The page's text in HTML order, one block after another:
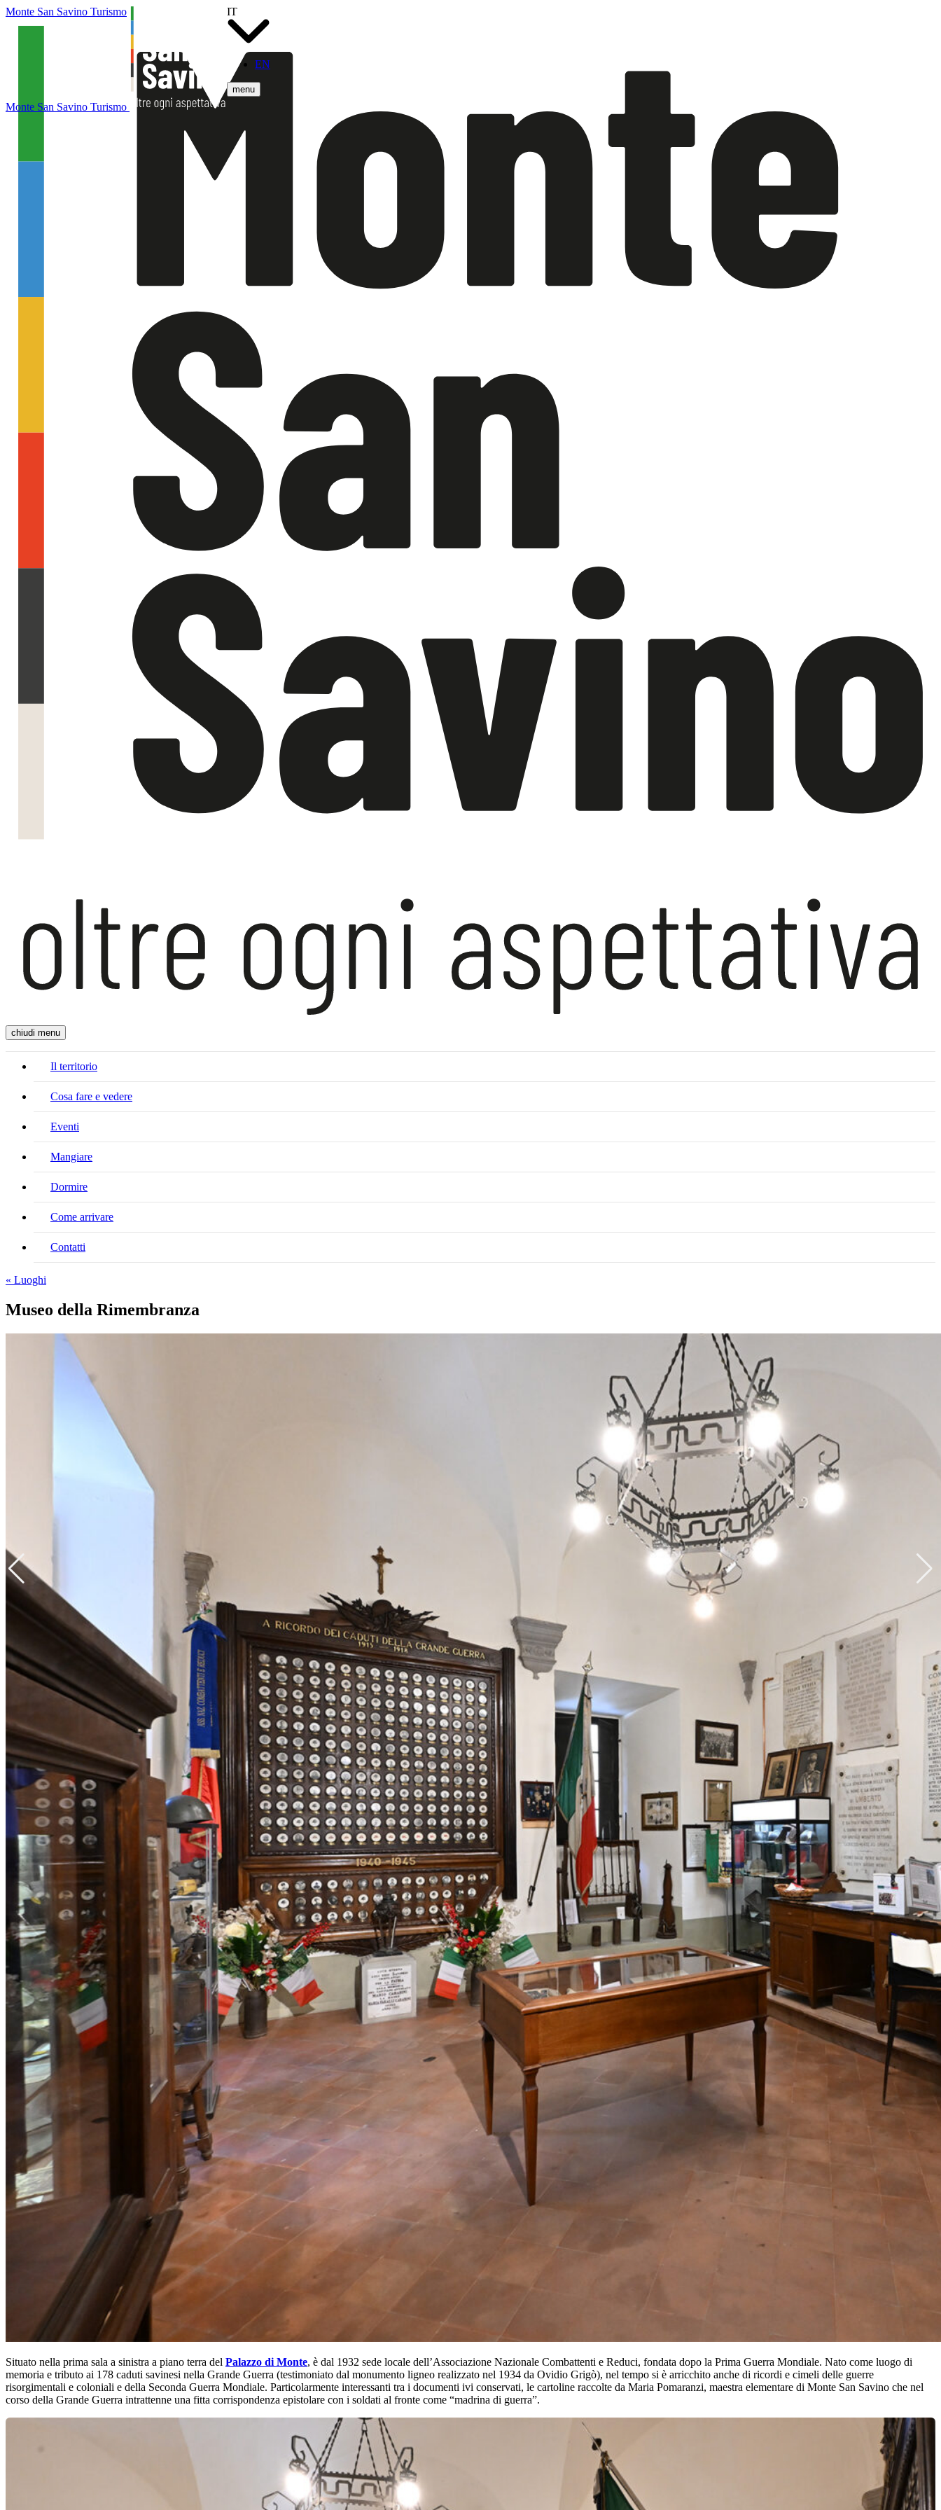
Monte San Savino Turismo
IT
EN
menu
Monte San Savino Turismo
chiudi menu
Il territorio
Cosa fare e vedere
Eventi
Mangiare
Dormire
Come arrivare
Contatti
« Luoghi
Museo della Rimembranza
Situato nella prima sala a sinistra a piano terra del Palazzo di Monte, è dal 1932 sede locale dell’Associazione Nazionale Combattenti e Reduci, fondata dopo la Prima Guerra Mondiale. Nato come luogo di
memoria e tributo ai 178 caduti savinesi nella Grande Guerra (testimoniato dal monumento ligneo realizzato nel 1934 da Ovidio Grigò), nel tempo si è arricchito anche di ricordi e cimeli delle guerre
risorgimentali e coloniali e della Seconda Guerra Mondiale. Particolarmente interessanti tra i documenti ivi conservati, le cartoline raccolte da Maria Pomaranzi, maestra elementare di Monte San Savino che nel
corso della Grande Guerra intrattenne una fitta corrispondenza epistolare con i soldati al fronte come “madrina di guerra”.